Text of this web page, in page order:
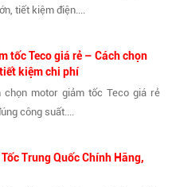
tiết kiệm điện....
tốc Teco giá rẻ – Cách chọn
kiệm chi phí
chọn motor giảm tốc Teco giá rẻ
công suất....
Tốc Trung Quốc Chính Hãng,